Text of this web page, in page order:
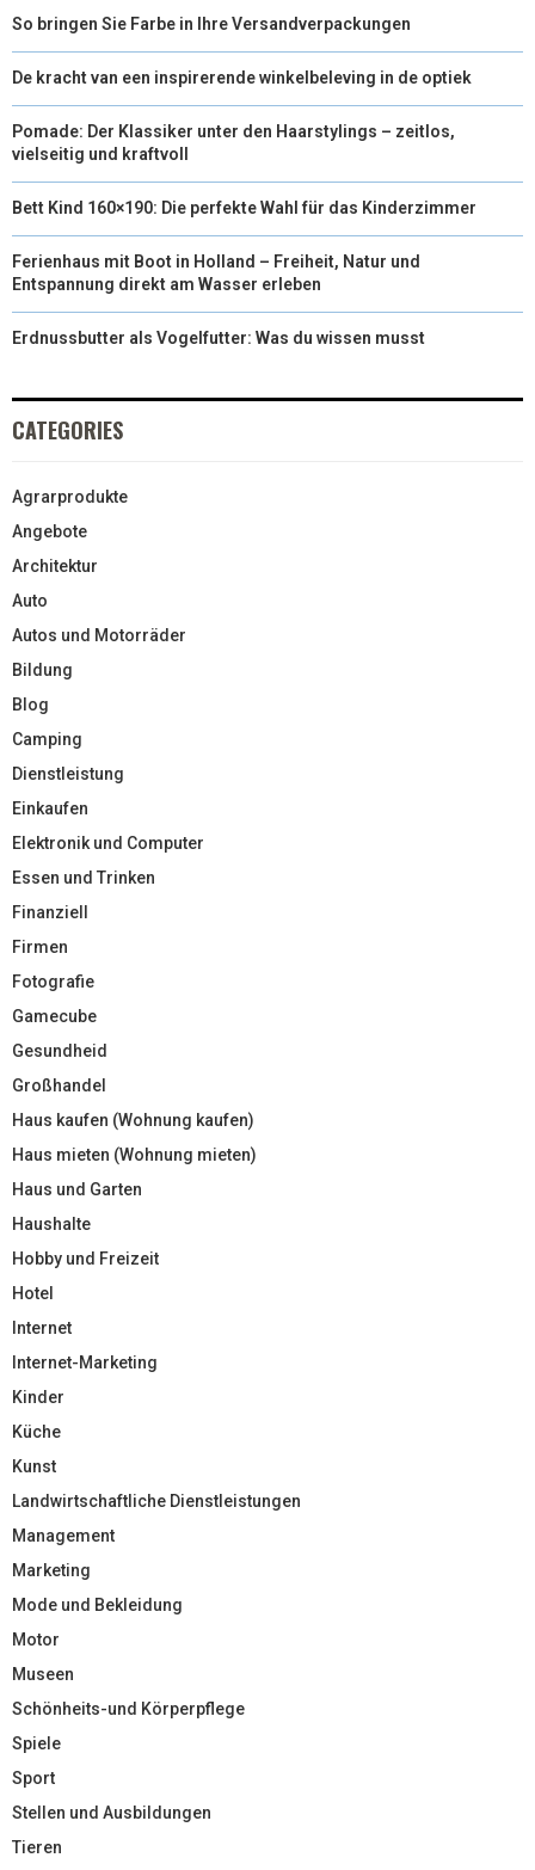
So bringen Sie Farbe in Ihre Versandverpackungen
De kracht van een inspirerende winkelbeleving in de optiek
Pomade: Der Klassiker unter den Haarstylings – zeitlos,
vielseitig und kraftvoll
Bett Kind 160×190: Die perfekte Wahl für das Kinderzimmer
Ferienhaus mit Boot in Holland – Freiheit, Natur und
Entspannung direkt am Wasser erleben
Erdnussbutter als Vogelfutter: Was du wissen musst
CATEGORIES
Agrarprodukte
Angebote
Architektur
Auto
Autos und Motorräder
Bildung
Blog
Camping
Dienstleistung
Einkaufen
Elektronik und Computer
Essen und Trinken
Finanziell
Firmen
Fotografie
Gamecube
Gesundheid
Großhandel
Haus kaufen (Wohnung kaufen)
Haus mieten (Wohnung mieten)
Haus und Garten
Haushalte
Hobby und Freizeit
Hotel
Internet
Internet-Marketing
Kinder
Küche
Kunst
Landwirtschaftliche Dienstleistungen
Management
Marketing
Mode und Bekleidung
Motor
Museen
Schönheits-und Körperpflege
Spiele
Sport
Stellen und Ausbildungen
Tieren